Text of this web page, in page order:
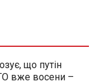
що путін
вже восени –